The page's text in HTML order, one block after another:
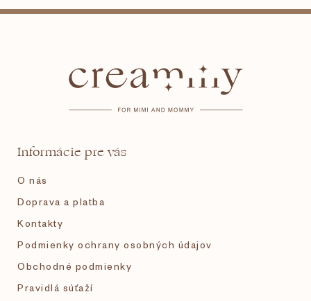
Informácie pre vás
O nás
Doprava a platba
Kontakty
Podmienky ochrany osobných údajov
Obchodné podmienky
Pravidlá súťaží